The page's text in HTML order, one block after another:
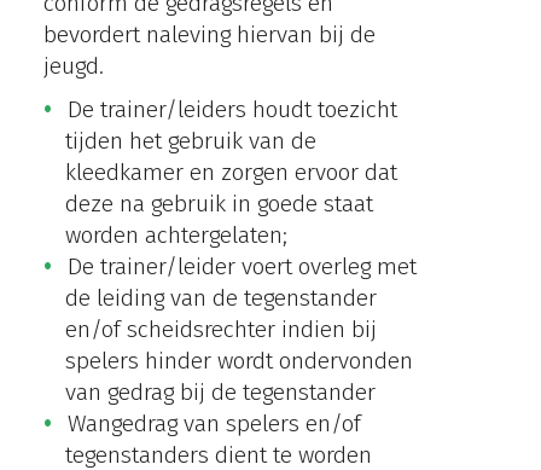
bevordert naleving hiervan bij de
jeugd.
De trainer/leiders houdt toezicht
tijden het gebruik van de
kleedkamer en zorgen ervoor dat
deze na gebruik in goede staat
worden achtergelaten;
De trainer/leider voert overleg met
de leiding van de tegenstander
en/of scheidsrechter indien bij
spelers hinder wordt ondervonden
van gedrag bij de tegenstander
Wangedrag van spelers en/of
tegenstanders dient te worden